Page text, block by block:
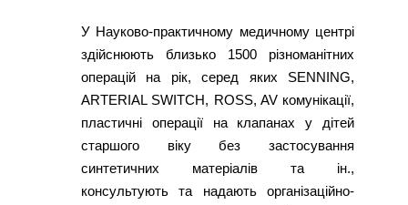
У Науково-практичному медичному центрі
здійснюють близько 1500 різноманітних
операцій на рік, серед яких SENNING,
ARTERIAL SWITCH, ROSS, AV комунікації,
пластичні операції на клапанах у дітей
старшого віку без застосування
синтетичних матеріалів та ін.,
консультують та надають організаційно-